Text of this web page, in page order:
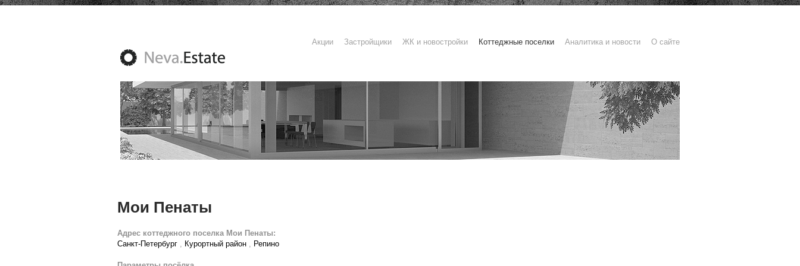
Акции Застройщики ЖК и новостройки Коттеджные поселки Аналитика и новости О сайте
Мои Пенаты
Адрес коттеджного поселка Мои Пенаты:
Санкт-Петербург , Курортный район , Репино